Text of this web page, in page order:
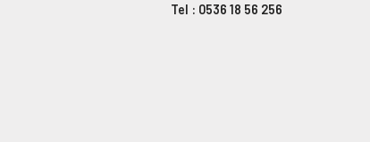
Tel : 0536 18 56 256